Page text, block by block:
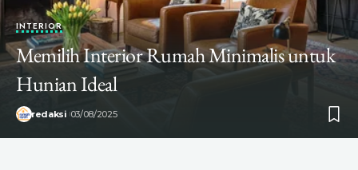
INTERIOR
Memilih Interior Rumah Minimalis untuk
Hunian Ideal
redaksi 03/08/2025